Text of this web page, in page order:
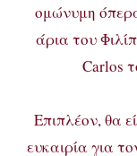
ομώνυμη
άρια του
Carlos
Επιπλέον, θα
ευκαιρία για